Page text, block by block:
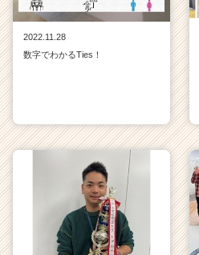
2022.11.28
数字でわかるTies！